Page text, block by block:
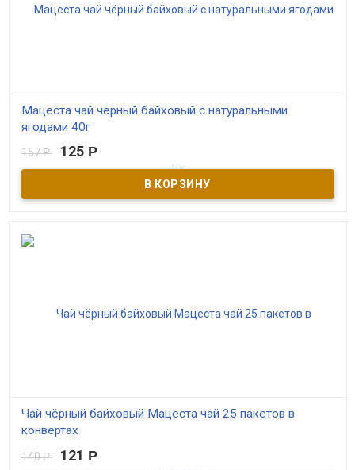
Мацеста чай чёрный байховый с натуральными
ягодами 40г
В наличии
Чёрный краснодарский чай высшего сорта с клюквой,
смородиной, ежевикой. 20 пакетиков по 2 грамма.
Производитель ОАО Мацестинский чай г. Сочи
157Р 125 Р
Чай чёрный байховый Мацеста чай 25 пакетов в
конвертах
В наличии
140Р 121 Р